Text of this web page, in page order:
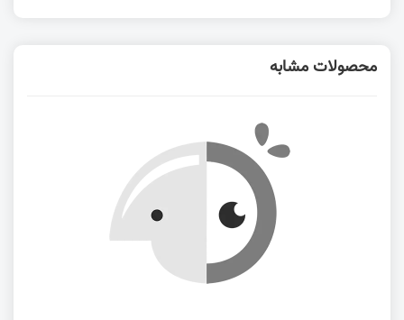
محصولات مشابه